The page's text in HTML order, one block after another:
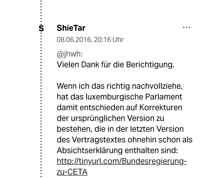
S ShieTar
08.06.2016, 20:16 Uhr
@jhwh:
Vielen Dank für die Berichtigung.
Wenn ich das richtig nachvollziehe,
hat das luxemburgische Parlament
damit entschieden auf Korrekturen
der ursprünglichen Version zu
bestehen, die in der letzten Version
des Vertragstextes ohnehin schon als
Absichtserklärung enthalten sind:
http://tinyurl.com/Bundesregierung-
zu-CETA